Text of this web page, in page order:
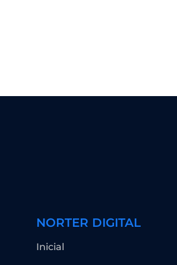
NORTER DIGITAL
Inicial